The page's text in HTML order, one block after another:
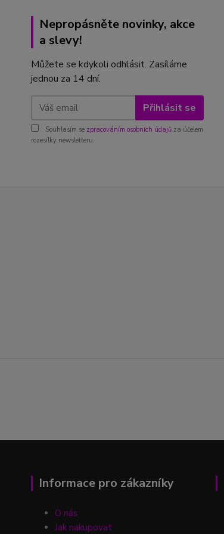
Nepropásněte novinky, akce
a slevy!
Můžete se kdykoli odhlásit. Zasíláme
jednou za 14 dní.
Přihlásit se
Souhlasím se zpracováním osobních údajů za účelem
rozesílky newsletteru.
Informace pro zákazníky
O nás
Jak nakupovat